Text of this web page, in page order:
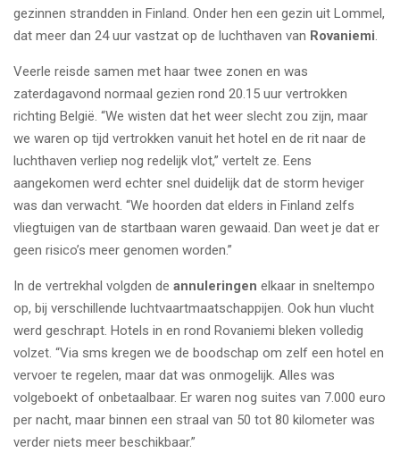
gezinnen strandden in Finland. Onder hen een gezin uit Lommel,
dat meer dan 24 uur vastzat op de luchthaven van Rovaniemi.
Veerle reisde samen met haar twee zonen en was
zaterdagavond normaal gezien rond 20.15 uur vertrokken
richting België. “We wisten dat het weer slecht zou zijn, maar
we waren op tijd vertrokken vanuit het hotel en de rit naar de
luchthaven verliep nog redelijk vlot,” vertelt ze. Eens
aangekomen werd echter snel duidelijk dat de storm heviger
was dan verwacht. “We hoorden dat elders in Finland zelfs
vliegtuigen van de startbaan waren gewaaid. Dan weet je dat er
geen risico’s meer genomen worden.”
In de vertrekhal volgden de annuleringen elkaar in sneltempo
op, bij verschillende luchtvaartmaatschappijen. Ook hun vlucht
werd geschrapt. Hotels in en rond Rovaniemi bleken volledig
volzet. “Via sms kregen we de boodschap om zelf een hotel en
vervoer te regelen, maar dat was onmogelijk. Alles was
volgeboekt of onbetaalbaar. Er waren nog suites van 7.000 euro
per nacht, maar binnen een straal van 50 tot 80 kilometer was
verder niets meer beschikbaar.”